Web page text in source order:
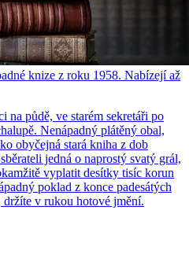
knize z roku 1958. Nabízejí až
na půdě, ve starém sekretáři po
Nenápadný plátěný obal,
obyčejná stará kniha z dob
jedná o naprostý svatý grál,
vyplatit desítky tisíc korun
poklad z konce padesátých
v rukou hotové jmění.